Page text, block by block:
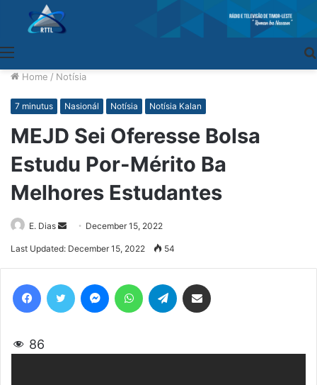
Home / Notísia
7 minutus Nasionál Notísia Notísia Kalan
MEJD Sei Oferesse Bolsa
Estudu Por-Mérito Ba
Melhores Estudantes
E. Dias
Send
an
December 15, 2022
Last Updated: December 15, 2022 54
86